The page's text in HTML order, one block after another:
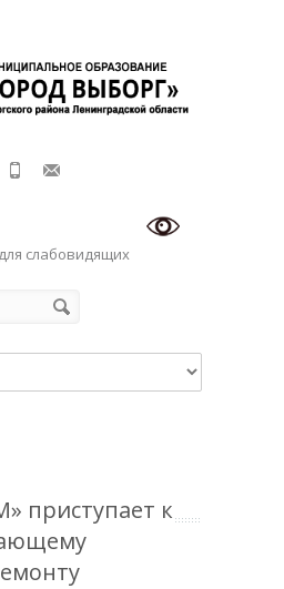
слабовидящих
приступает к